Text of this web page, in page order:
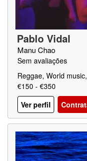
Pablo Vidal
Manu Chao
Sem avaliações
Reggae, World
€150 - €350
Ver perfil